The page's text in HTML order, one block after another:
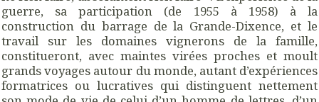
guerre, sa participation (de 1955 à 1958) à la
construction du barrage de la Grande-Dixence, et le
travail sur les domaines vignerons de la famille,
constitueront, avec maintes virées proches et moult
grands voyages autour du monde, autant d’expériences
formatrices ou lucratives qui distinguent nettement